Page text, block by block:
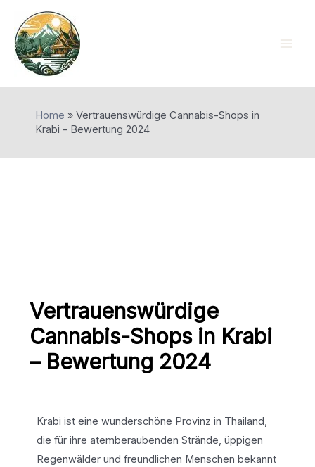
content
Home » Vertrauenswürdige Cannabis-Shops in
Krabi – Bewertung 2024
Vertrauenswürdige
Cannabis-Shops in Krabi
– Bewertung 2024
Krabi ist eine wunderschöne Provinz in Thailand,
die für ihre atemberaubenden Strände, üppigen
Regenwälder und freundlichen Menschen bekannt